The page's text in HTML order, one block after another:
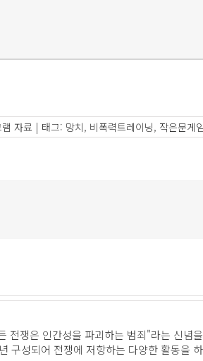
자료 | 태그: 망치, 비폭력트레이닝, 작은문게임
전쟁은 인간성을 파괴하는 범죄"라는 신념
구성되어 전쟁에 저항하는 다양한 활동을